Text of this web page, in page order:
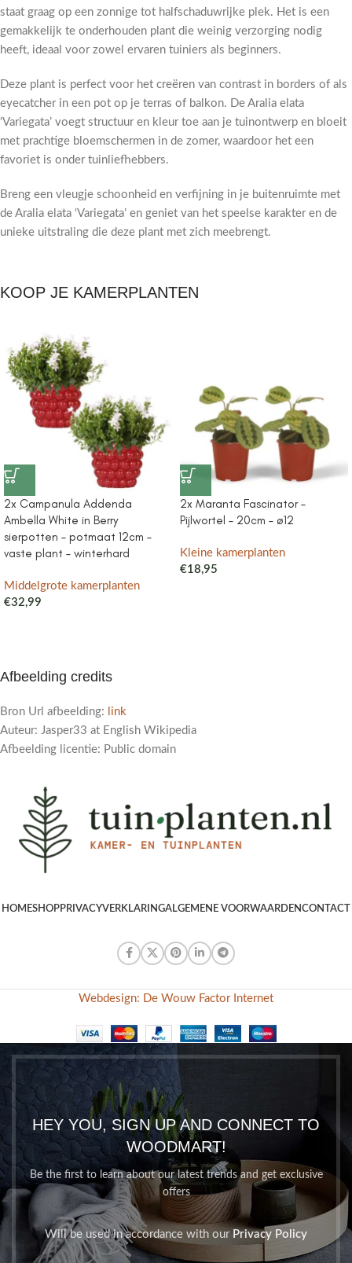
staat graag op een zonnige tot halfschaduwrijke plek. Het is een
gemakkelijk te onderhouden plant die weinig verzorging nodig
heeft, ideaal voor zowel ervaren tuiniers als beginners.
Deze plant is perfect voor het creëren van contrast in borders of als
eyecatcher in een pot op je terras of balkon. De Aralia elata
‘Variegata’ voegt structuur en kleur toe aan je tuinontwerp en bloeit
met prachtige bloemschermen in de zomer, waardoor het een
favoriet is onder tuinliefhebbers.
Breng een vleugje schoonheid en verfijning in je buitenruimte met
de Aralia elata ‘Variegata’ en geniet van het speelse karakter en de
unieke uitstraling die deze plant met zich meebrengt.
KOOP JE KAMERPLANTEN
2x Campanula Addenda
Ambella White in Berry
sierpotten – potmaat 12cm –
vaste plant – winterhard
Middelgrote kamerplanten
€32,99
2x Maranta Fascinator –
Pijlwortel – 20cm – ø12
Kleine kamerplanten
€18,95
Afbeelding credits
Bron Url afbeelding:
link
Auteur: Jasper33 at English Wikipedia
Afbeelding licentie: Public domain
HOMESHOPPRIVACYVERKLARINGALGEMENE VOORWAARDENCONTACT
Webdesign: De Wouw Factor Internet
HEY YOU, SIGN UP AND CONNECT TO
WOODMART!
Be the first to learn about our latest trends and get exclusive
offers
Will be used in accordance with our Privacy Policy